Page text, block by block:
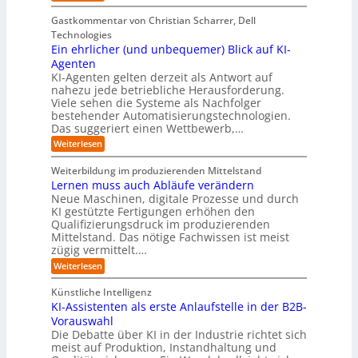
e
i
c
h
n
R
o
u
t
e
H
e
r
s
t
e
l
r
n
e
n
K
I
P
r
o
j
e
k
t
e
i
d
e
r
I
n
d
u
s
t
r
i
e
e
r
m
d
e
C
y
e
r
r
i
s
i
k
o
w
a
c
h
s
e
n
d
e
R
a
n
s
o
m
w
a
e
e
n
f
I
n
d
u
s
t
r
i
e
r
o
b
o
t
e
r
E
n
3
D
w
i
l
l
i
n
g
f
ü
r
a
t
o
r
t
e
Gastkommentar von Christian Scharrer, Dell
Technologies
Ein ehrlicher (und unbequemer) Blick auf KI-
Agenten
KI-Agenten gelten derzeit als Antwort auf
nahezu jede betriebliche Herausforderung.
Viele sehen die Systeme als Nachfolger
bestehender Automatisierungstechnologien.
Das suggeriert einen Wettbewerb,…
Weiterlesen:
E
n
e
h
r
l
i
c
h
e
r
u
n
d
u
n
b
Weiterbildung im produzierenden Mittelstand
Lernen muss auch Abläufe verändern
Neue Maschinen, digitale Prozesse und durch
KI gestützte Fertigungen erhöhen den
Qualifizierungsdruck im produzierenden
Mittelstand. Das nötige Fachwissen ist meist
zügig vermittelt.…
Weiterlesen:
L
e
r
n
e
n
m
u
Künstliche Intelligenz
KI-Assistenten als erste Anlaufstelle in der B2B-
Vorauswahl
Die Debatte über KI in der Industrie richtet sich
meist auf Produktion, Instandhaltung und